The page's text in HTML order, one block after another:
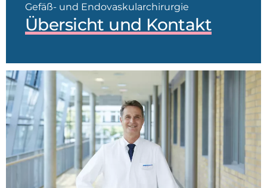
Gefäß- und Endovaskularchirurgie
Übersicht und Kontakt